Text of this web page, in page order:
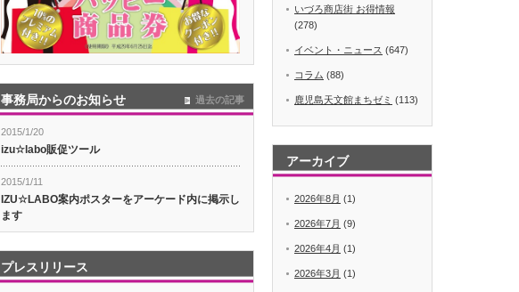
事務局からのお知らせ
2015/1/20
izu☆labo販促ツール
2015/1/11
IZU☆LABO案内ポスターをアーケード内に掲示し
ます
過去の記事
プレスリリース
いづろ商店街 お得情報
(278)
イベント・ニュース (647)
コラム (88)
鹿児島天文館まちゼミ (113)
アーカイブ
2026年8月 (1)
2026年7月 (9)
2026年4月 (1)
2026年3月 (1)